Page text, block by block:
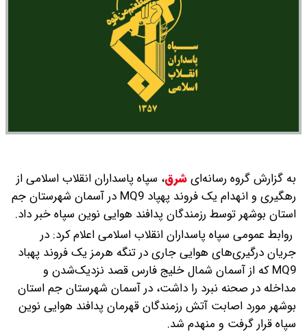
به گزارش گروه رسانه‌ایشرق، سپاه پاسداران انقلاب اسلامی از
رهگیری و انهدام یک فروند پهپاد MQ9 در آسمان شهرستان جم
استان بوشهر توسط رزمندگان پدافند هوایی نوین سپاه خبر داد.
روابط عمومی سپاه پاسداران انقلاب اسلامی اعلام کرد: در
جریان درگیری‌های هوایی جاری در تنگه هرمز یک فروند پهباد
MQ9 که از آسمان شمال خلیج فارس قصد نزدیک‌شدن و
مداخله در صحنه نبرد را داشت، در آسمان شهرستان جم استان
بوشهر مورد اصابت آتش رزمندگان قهرمان پدافند هوایی نوین
سپاه قرار گرفت و منهدم شد.